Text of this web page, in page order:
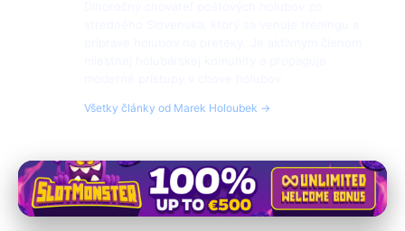
Všetky články od Marek Holoubek →